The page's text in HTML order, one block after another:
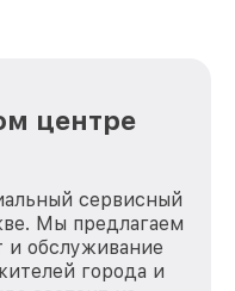
центре
сервисный
Мы предлагаем
и обслуживание
города и